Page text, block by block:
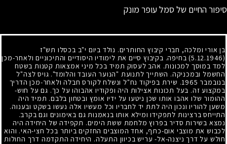
סיפור החיים של סמל עופר מונק
בן אורי ומלכה, חברי קיבוץ החותרים. נולד ביום י"ב בכסלו תש"ז
(5.12.1946)
בחיפה. בקיבוץ סיים את לימודיו היסודיים והתיכוניים ולאחר-מכן
למד במוסך למכונות. אהב לעסוק תמיד בכל מיני אמצאות קטנות בשטח
החשמל ובמכניקה. השתייך לתנועת "הנוער העובד והלומד". גויס לצה"ל
בנובמבר 1965. שירת בפיקוד נח"ל ונשלח לקורס חבלה ולאחר-מכן הדריך
במקצוע זה. בעל תכונות אצילות היה ופקודיו אהבוהו על כך. גם על חוש-
ההומור שלו אהבו אותו שכן ניטעו על ידיו אומץ ובטחון בלבם. תמיד היה
משען להוריו ונכון היה לתת יד לחבריו וכל מעשיו אלה נעשו בשקט ובענוה.
התייחס ברצינות לתפקידו ומילא אותו בנאמנות גם באימונים וגם בקרב.
נמצא בשירות סדיר בפרוץ מלחמת ששת הימים. תקפידה של היחידה היה
לכבוש את מוצבי אום-כתף, אחד המוצבים החזקים ביותר בכל חצי-האי. והוא
חולש על דרך ניצנה-אל- עריש בכיוון התעלה. היחידה התקדמה דרך החולות